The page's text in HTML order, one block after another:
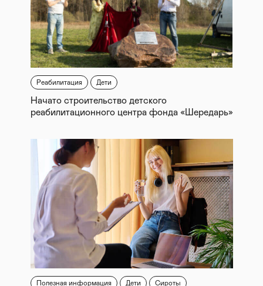
Реабилитация Дети
Начато строительство детского
реабилитационного центра фонда «Шередарь»
Полезная информация Дети Сироты